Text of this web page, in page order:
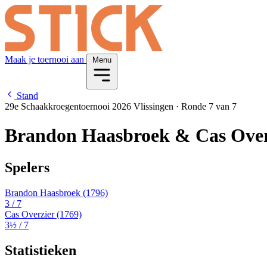
Maak je toernooi aan Menu
Stand
29e Schaakkroegentoernooi 2026 Vlissingen · Ronde 7 van 7
Brandon Haasbroek & Cas
Spelers
Brandon Haasbroek (1796)
3 / 7
Cas Overzier(1769)
3½ / 7
Statistieken